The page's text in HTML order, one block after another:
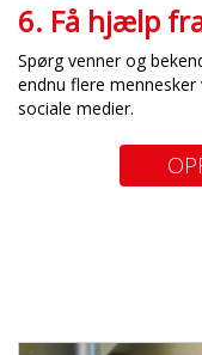
6. Få hjælp
Spørg venner og
endnu flere
sociale medier.